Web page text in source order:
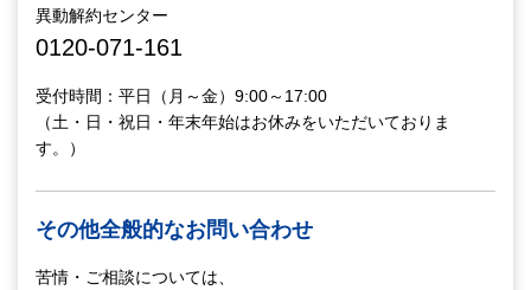
異動解約センター
0120-071-161
受付時間：平日（月～金）9:00～17:00
（土・日・祝日・年末年始はお休みをいただいておりま
す。）
その他全般的なお問い合わせ
苦情・ご相談については、